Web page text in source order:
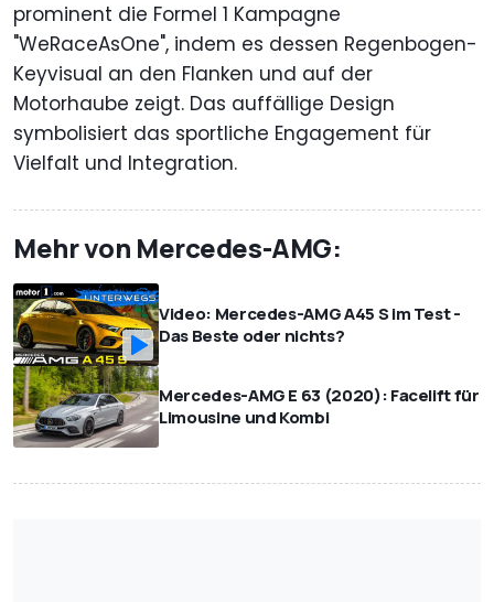
prominent die Formel 1 Kampagne
"WeRaceAsOne", indem es dessen Regenbogen-
Keyvisual an den Flanken und auf der
Motorhaube zeigt. Das auffällige Design
symbolisiert das sportliche Engagement für
Vielfalt und Integration.
Mehr von Mercedes-AMG:
Video: Mercedes-AMG A45 S im Test -
Das Beste oder nichts?
Mercedes-AMG E 63 (2020): Facelift für
Limousine und Kombi